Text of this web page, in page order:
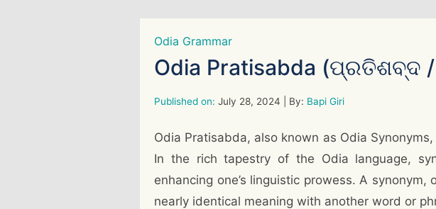
Odia Grammar
Odia Pratisabda (ପ୍ରତିଶବ୍ଦ /
Published on: July 28, 2024 | By: Bapi Giri
Odia Pratisabda, also known as Odia
In the rich tapestry of the Odia language,
enhancing one’s linguistic prowess. A synonym,
nearly identical meaning with another word or